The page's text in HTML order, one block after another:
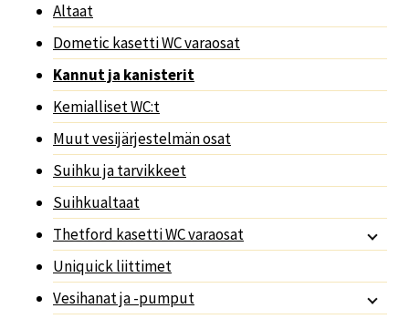
Altaat
Dometic kasetti WC varaosat
Kannut ja kanisterit
Kemialliset WC:t
Muut vesijärjestelmän osat
Suihku ja tarvikkeet
Suihkualtaat
Thetford kasetti WC varaosat
Uniquick liittimet
Vesihanat ja -pumput